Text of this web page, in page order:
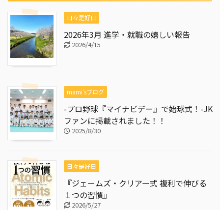
日々是好日
2026年3月 進学・就職の嬉しい報告
2026/4/15
mami'sブログ
-プロ野球『マイナビデー』で始球式！-JK
ファンに掲載されました！！
2025/8/30
日々是好日
『ジェームズ・クリアー式 複利で伸びる
１つの習慣』
2026/5/27